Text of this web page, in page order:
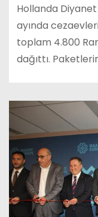
Hollanda Diyanet
ayında
toplam 4.800
dağıttı.